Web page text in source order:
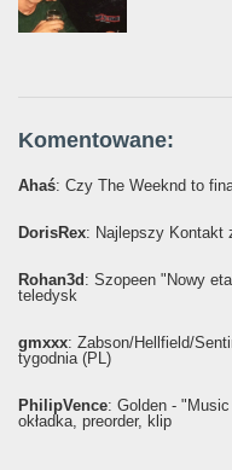
Komentowane:
Ahaś: Czy The Weeknd to
DorisRex: Najlepszy Kontakt
Rohan3d: Szopeen "Nowy
teledysk
gmxxx: Żabson/Hellfield/
tygodnia (PL)
PhilipVence: Golden -
okładka, preorder, klip